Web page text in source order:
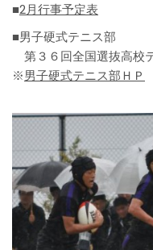
■2月行事予定表
■男子硬式テニス部
第３６回全国選抜高校
※男子硬式テニス部ＨＰ